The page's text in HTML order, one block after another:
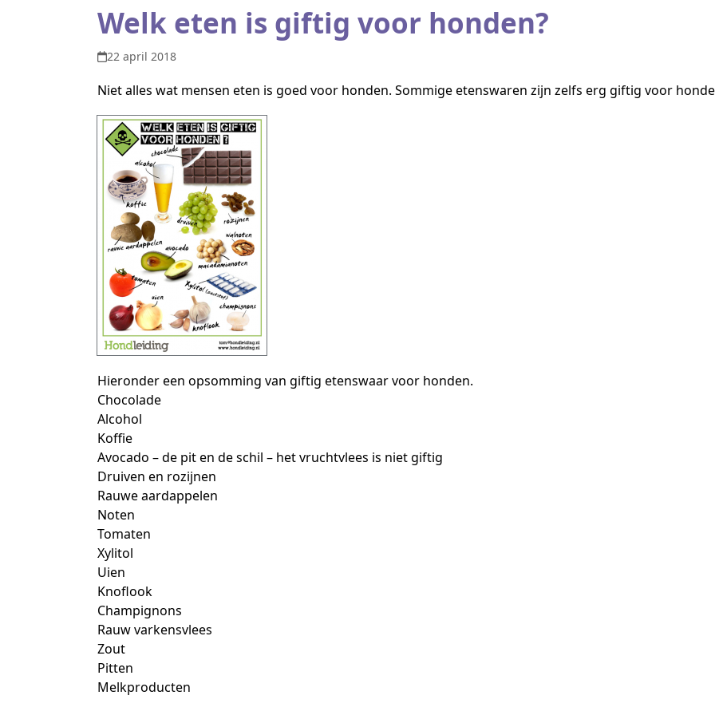
Welk eten is giftig voor honden?
22 april 2018
Niet alles wat mensen eten is goed voor honden. Sommige etenswaren zijn zelfs erg giftig voor
Hieronder een opsomming van giftig etenswaar voor honden.
Chocolade
Alcohol
Koffie
Avocado – de pit en de schil – het vruchtvlees is niet giftig
Druiven en rozijnen
Rauwe aardappelen
Noten
Tomaten
Xylitol
Uien
Knoflook
Champignons
Rauw varkensvlees
Zout
Pitten
Melkproducten